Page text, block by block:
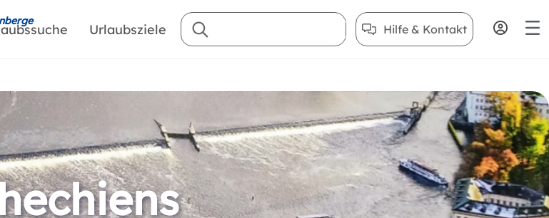
Urlaubsziele Hilfe & Kontakt